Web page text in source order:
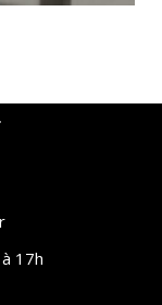
17h